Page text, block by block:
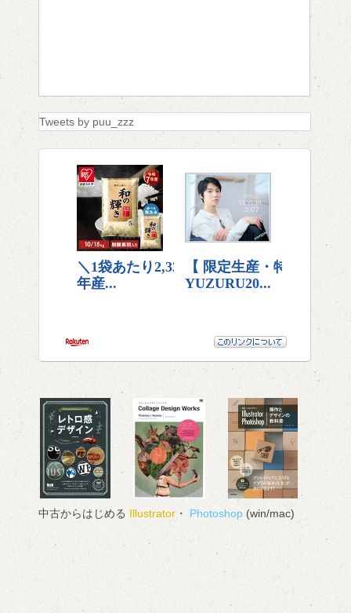
Tweets by puu_zzz
中古からはじめる Illustrator・ Photoshop (win/mac)